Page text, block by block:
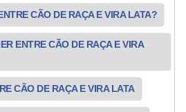
CÃO DE RAÇA E VIRA LATA?
ENTRE CÃO DE RAÇA E VIRA
CÃO DE RAÇA E VIRA LATA